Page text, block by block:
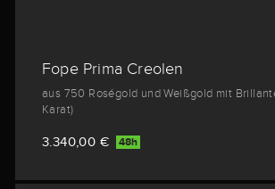
Fope Prima Creolen
aus 750 Roségold und Weißgold mit
Karat)
3.340,00 € 48h